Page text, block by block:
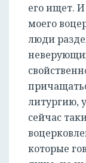
его ищет.
моего
люди
литургию,
сейчас
которые